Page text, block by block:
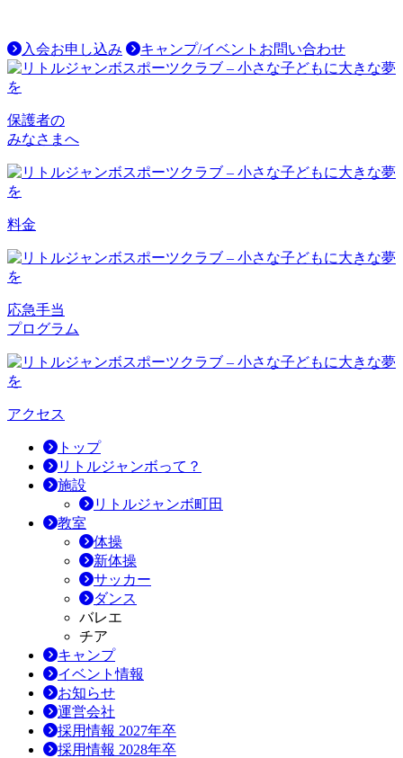
入会お申し込み キャンプ/イベントお問い合わせ
保護者の
みなさまへ
料金
応急手当
プログラム
アクセス
トップ
リトルジャンボって？
施設
リトルジャンボ町田
教室
体操
新体操
サッカー
ダンス
バレエ
チア
キャンプ
イベント情報
お知らせ
運営会社
採用情報 2027年卒
採用情報 2028年卒